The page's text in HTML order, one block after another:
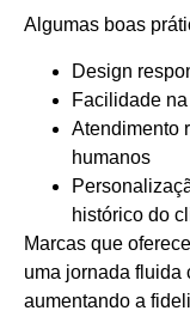
Algumas boas
Design
Facilidade
Atendimento
humanos
histórico do
Marcas que
uma jornada fluida
aumentando a